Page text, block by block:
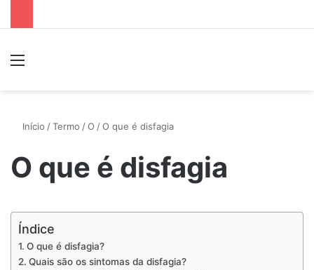
Início /Termo /O /O que é disfagia
O que é disfagia
Índice
O que é disfagia?
Quais são os sintomas da disfagia?